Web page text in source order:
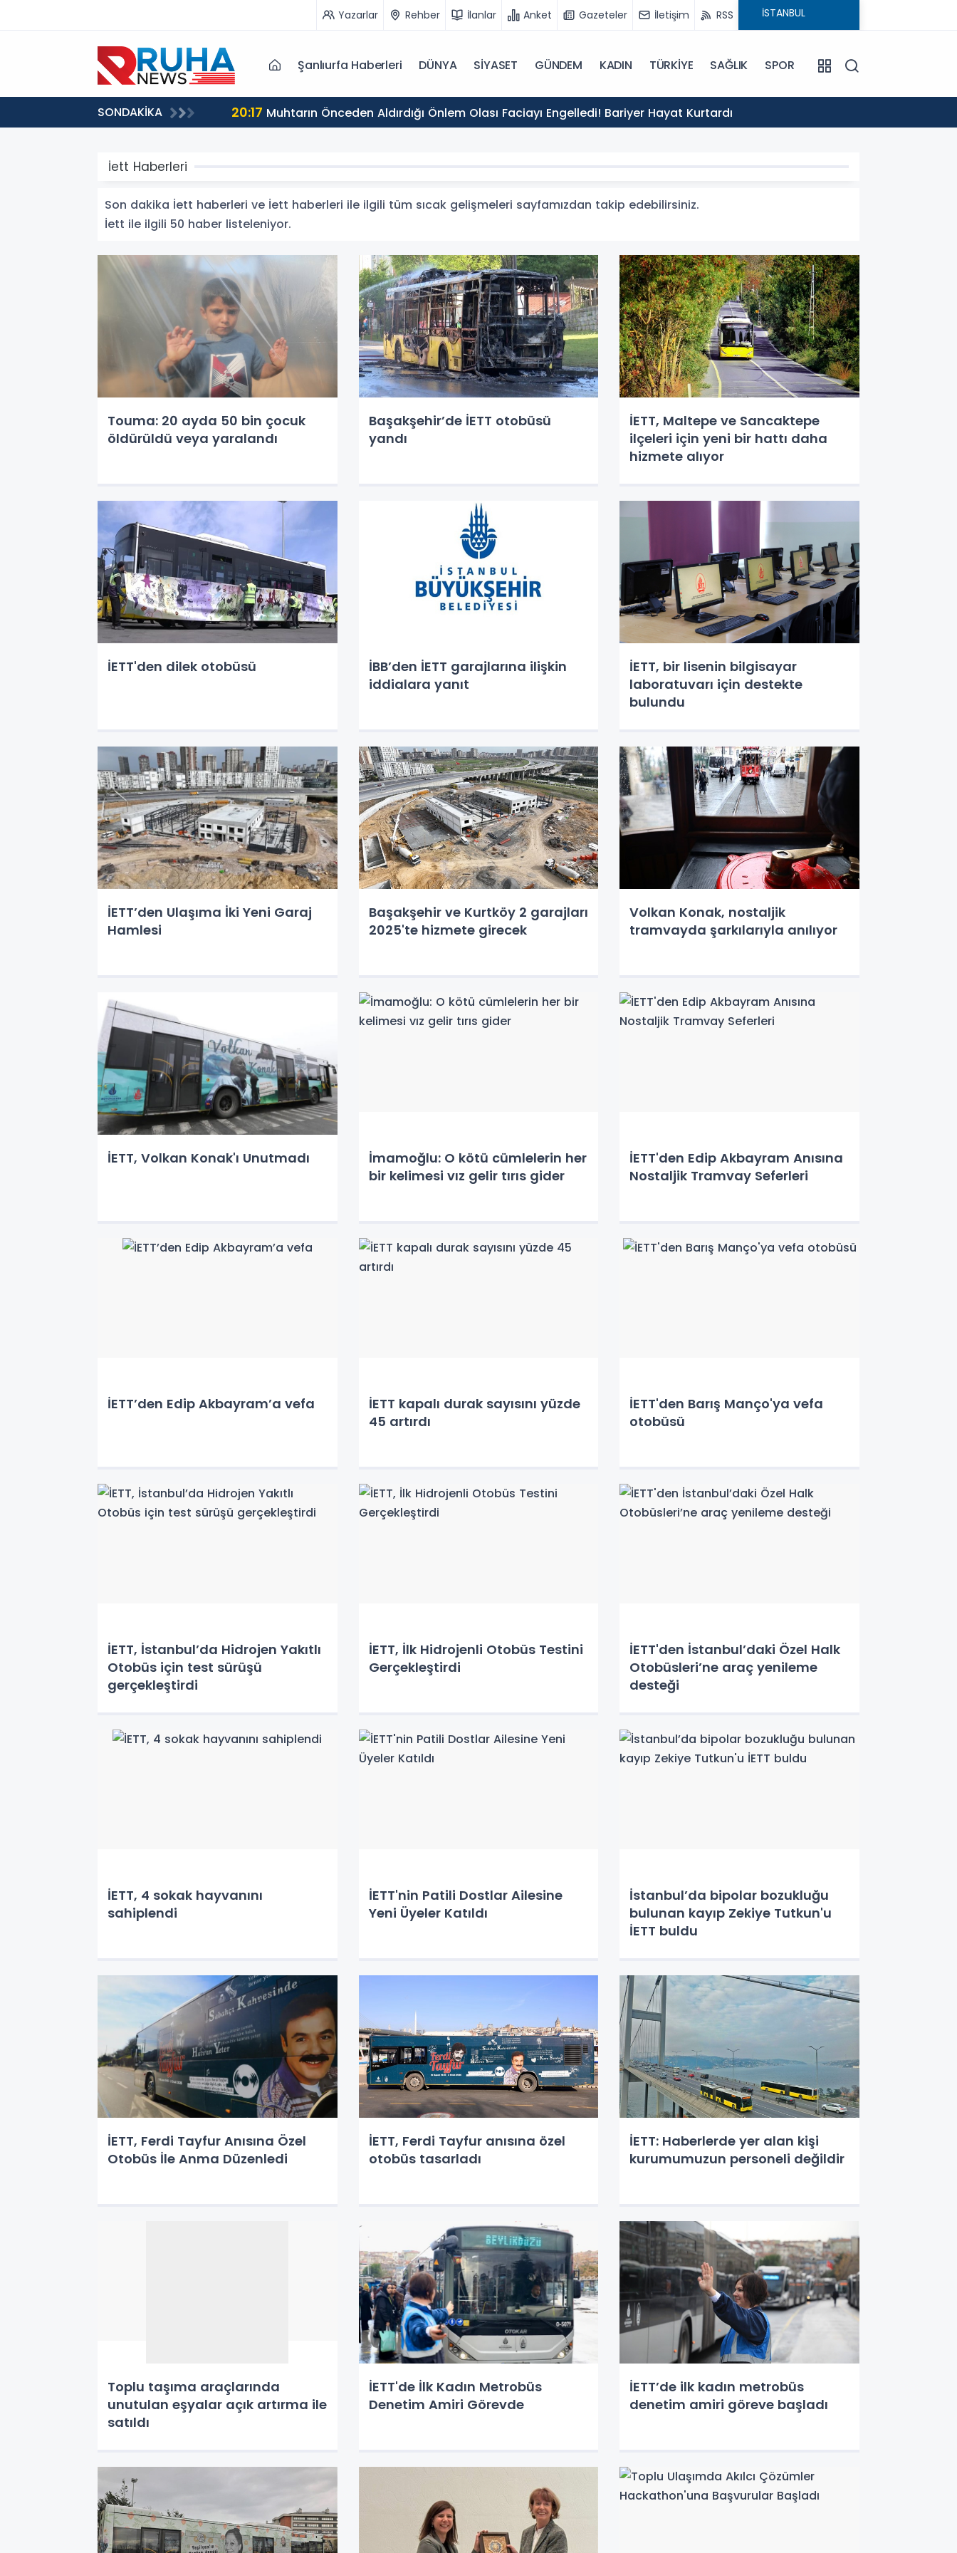
Yazarlar Rehber İlanlar Anket Gazeteler İletişim RSS
Şanlıurfa Haberleri DÜNYA SİYASET GÜNDEM KADIN TÜRKİYE SAĞLIK SPOR
SONDAKİKA 20:17 Muhtarın Önceden Aldırdığı Önlem Olası Faciayı Engelledi! Bariyer Hayat Kurtardı
İett Haberleri
Son dakika İett haberleri ve İett haberleri ile ilgili tüm sıcak gelişmeleri sayfamızdan takip edebilirsiniz.
İett ile ilgili 50 haber listeleniyor.
Touma: 20 ayda 50 bin çocuk
öldürüldü veya yaralandı
Başakşehir’de İETT otobüsü
yandı
İETT, Maltepe ve Sancaktepe
ilçeleri için yeni bir hattı daha
hizmete alıyor
İETT'den dilek otobüsü
İBB’den İETT garajlarına ilişkin
iddialara yanıt
İETT, bir lisenin bilgisayar
laboratuvarı için destekte
bulundu
İETT’den Ulaşıma İki Yeni Garaj
Hamlesi
Başakşehir ve Kurtköy 2 garajları
2025'te hizmete girecek
Volkan Konak, nostaljik
tramvayda şarkılarıyla anılıyor
İETT, Volkan Konak'ı Unutmadı
İmamoğlu: O kötü cümlelerin her
bir kelimesi vız gelir tırıs gider
İETT'den Edip Akbayram Anısına
Nostaljik Tramvay Seferleri
İETT’den Edip Akbayram’a vefa
İETT kapalı durak sayısını yüzde
45 artırdı
İETT'den Barış Manço'ya vefa
otobüsü
İETT, İstanbul’da Hidrojen Yakıtlı
Otobüs için test sürüşü
gerçekleştirdi
İETT, İlk Hidrojenli Otobüs Testini
Gerçekleştirdi
İETT'den İstanbul’daki Özel Halk
Otobüsleri’ne araç yenileme
desteği
İETT, 4 sokak hayvanını
sahiplendi
İETT'nin Patili Dostlar Ailesine
Yeni Üyeler Katıldı
İstanbul’da bipolar bozukluğu
bulunan kayıp Zekiye Tutkun'u
İETT buldu
İETT, Ferdi Tayfur Anısına Özel
Otobüs İle Anma Düzenledi
İETT, Ferdi Tayfur anısına özel
otobüs tasarladı
İETT: Haberlerde yer alan kişi
kurumumuzun personeli değildir
Toplu taşıma araçlarında
unutulan eşyalar açık artırma ile
satıldı
İETT'de İlk Kadın Metrobüs
Denetim Amiri Görevde
İETT’de ilk kadın metrobüs
denetim amiri göreve başladı